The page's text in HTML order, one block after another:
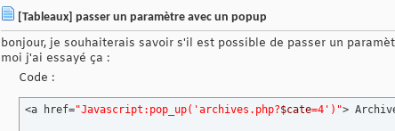
[Tableaux] passer un paramètre avec un popup
bonjour, je souhaiterais savoir s'il est possible de passer un
moi j'ai essayé ça :
Code :
<a href="Javascript :pop_up('archives.php?$cate=4')">